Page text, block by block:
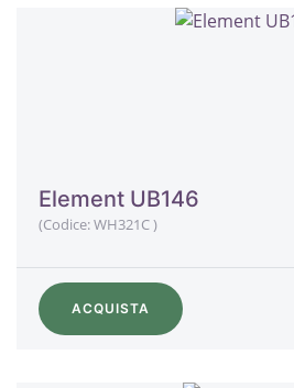
Element UB146
(Codice:WH321C)
ACQUISTA